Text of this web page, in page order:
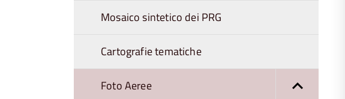
Mosaico sintetico dei PRG
Cartografie tematiche
Foto Aeree